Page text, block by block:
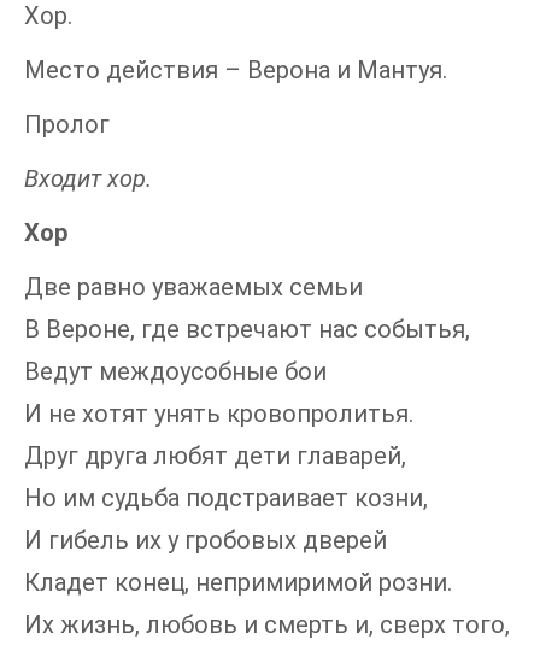
Хор.
Место действия – Верона и Мантуя.
Пролог
Входит хор.
Хор
Две равно уважаемых семьи
В Вероне, где встречают нас событья,
Ведут междоусобные бои
И не хотят унять кровопролитья.
Друг друга любят дети главарей,
Но им судьба подстраивает козни,
И гибель их у гробовых дверей
Кладет конец, непримиримой розни.
Их жизнь, любовь и смерть и, сверх того,